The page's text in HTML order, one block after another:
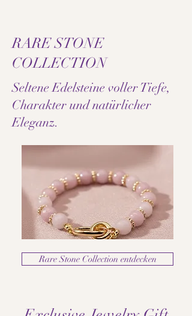
RARE STONE
COLLECTION
Seltene Edelsteine voller Tiefe,
Charakter und natürlicher
Eleganz.
Rare Stone Collection entdecken